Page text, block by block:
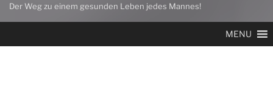
Der Weg zu einem gesunden Leben jedes Mannes!
MENU